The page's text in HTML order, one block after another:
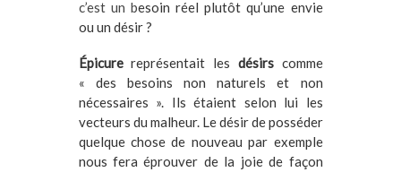
c’est un besoin réel plutôt qu’une envie
ou un désir ?
Épicurereprésentait les désirscomme
« des besoins non naturels et non
nécessaires ». Ils étaient selon lui les
vecteurs du malheur. Le désir de posséder
quelque chose de nouveau par exemple
nous fera éprouver de la joie de façon